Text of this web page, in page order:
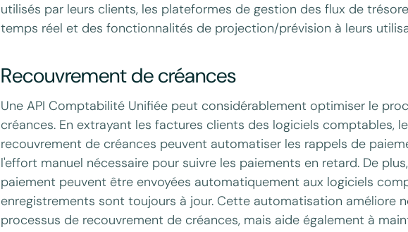
utilisés par leurs clients, les plateformes de gestion des flux de
temps réel et des fonctionnalités de projection/prévision à leurs
Recouvrement de créances
Une API Comptabilité Unifiée peut considérablement optimiser le
créances. En extrayant les factures clients des logiciels comptables,
recouvrement de créances peuvent automatiser les rappels de
l'effort manuel nécessaire pour suivre les paiements en retard. De
paiement peuvent être envoyées automatiquement aux logiciels
enregistrements sont toujours à jour. Cette automatisation améliore
processus de recouvrement de créances, mais aide également à